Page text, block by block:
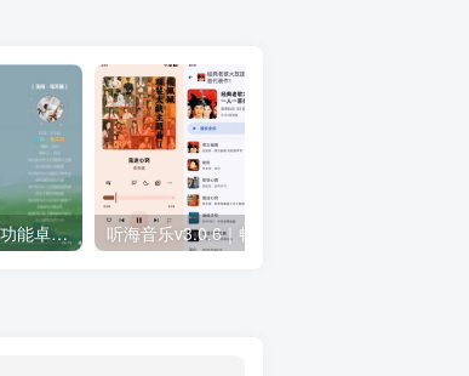
音乐序章 – 极致简约却功能卓越的在线音乐平台